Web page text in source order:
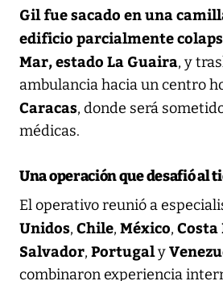
Gil fue sacado en una
edificio parcialmente
Mar, estado La Guaira, y
ambulancia hacia un centro
Caracas, donde será
médicas.
Una operación que desafió al
El operativo reunió a
Unidos, Chile, México, Costa
Salvador, Portugaly
combinaron experiencia